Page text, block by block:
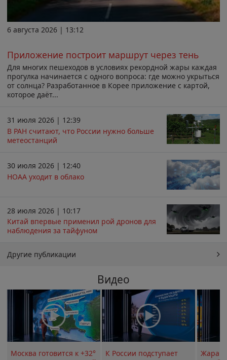
6 августа 2026 | 13:12
Приложение построит маршрут через тень
Для многих пешеходов в условиях рекордной жары каждая
прогулка начинается с одного вопроса: где можно укрыться
от солнца? Разработанное в Корее приложение с картой,
которое даёт...
31 июля 2026 | 12:39
В РАН считают, что России нужно больше
метеостанций
30 июля 2026 | 12:40
НОАА уходит в облако
28 июля 2026 | 10:17
Китай впервые применил рой дронов для
наблюдения за тайфуном
Другие публикации
Видео
Москва готовится к +32°
К России подступает
Жара в